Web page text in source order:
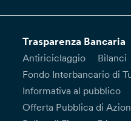
Trasparenza Bancaria
Antiriciclaggio
Bilanci
Fondo Interbancario di
Informativa al pubblico
Offerta Pubblica di